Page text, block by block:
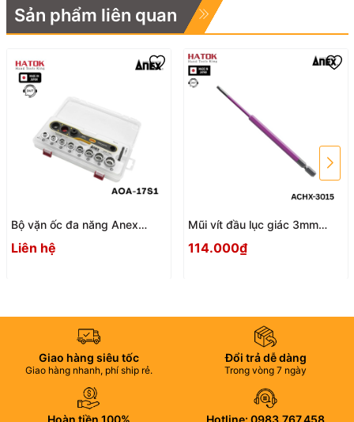
Sản phẩm liên quan
Bộ vặn ốc đa năng Anex
AOA-17S1 Nhật Bản
Liên hệ
Mũi vít đầu lục giác 3mm
114.000₫
Giao hàng siêu tốc
Giao hàng nhanh, phí ship rẻ.
Đổi trả dễ dàng
Trong vòng 7 ngày